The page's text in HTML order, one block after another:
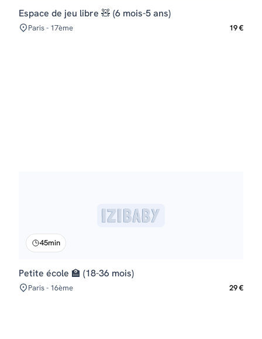
Espace de jeu libre 🧸 (6 mois-5 ans)
Paris - 17ème 19 €
45min
Petite école 🏫 (18-36 mois)
Paris - 16ème 29 €